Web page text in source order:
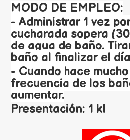
MODO DE EMPLEO:
- Administrar 1 vez
cucharada sopera
de agua de baño.
baño al finalizar el
- Cuando hace
frecuencia de los
aumentar.
Presentación: 1 kl